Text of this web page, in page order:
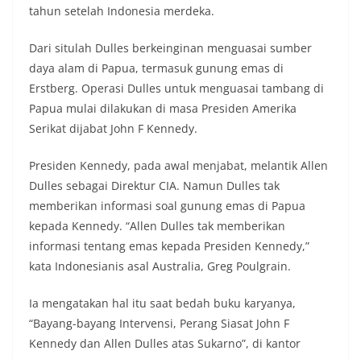
tahun setelah Indonesia merdeka.
Dari situlah Dulles berkeinginan menguasai sumber
daya alam di Papua, termasuk gunung emas di
Erstberg. Operasi Dulles untuk menguasai tambang di
Papua mulai dilakukan di masa Presiden Amerika
Serikat dijabat John F Kennedy.
Presiden Kennedy, pada awal menjabat, melantik Allen
Dulles sebagai Direktur CIA. Namun Dulles tak
memberikan informasi soal gunung emas di Papua
kepada Kennedy. “Allen Dulles tak memberikan
informasi tentang emas kepada Presiden Kennedy,”
kata Indonesianis asal Australia, Greg Poulgrain.
Ia mengatakan hal itu saat bedah buku karyanya,
“Bayang-bayang Intervensi, Perang Siasat John F
Kennedy dan Allen Dulles atas Sukarno”, di kantor